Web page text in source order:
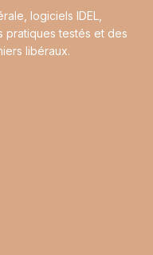
logiciels IDEL,
pratiques testés et des
libéraux.